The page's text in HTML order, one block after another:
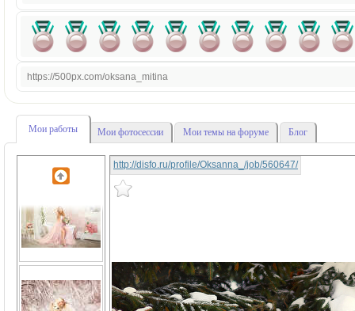
https://500px.com/oksana_mitina
Мои работы Мои фотосессии Мои темы на форуме Блог
http://disfo.ru/profile/Oksanna_/job/560647/